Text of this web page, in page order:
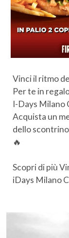
Vinci il ritmo
Per te in
I-Days Milano
Acquista un
dello
🔥
Scopri di più
iDays Milano